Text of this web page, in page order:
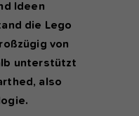
Ideen
die Lego
von
unterstützt
also